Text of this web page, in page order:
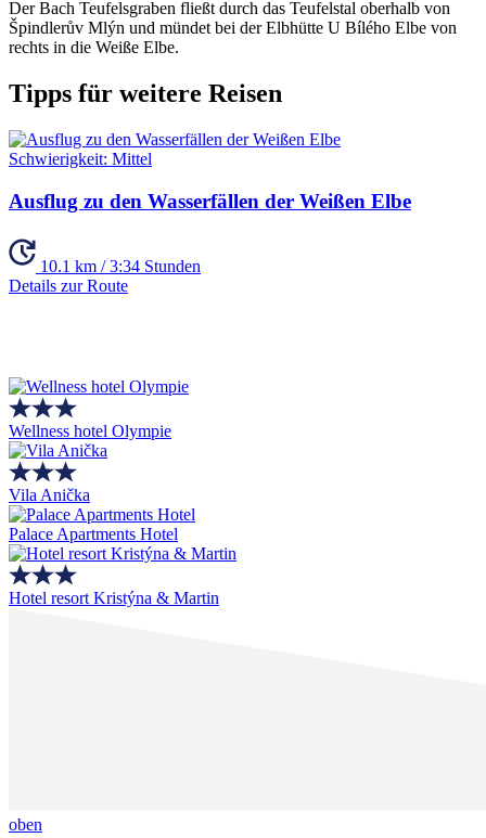
Der Bach Teufelsgraben fließt durch das Teufelstal oberhalb von
Špindlerův Mlýn und mündet bei der Elbhütte U Bílého Elbe von
rechts in die Weiße Elbe.
Tipps für weitere Reisen
Schwierigkeit: Mittel
Ausflug zu den Wasserfällen der Weißen Elbe
10.1 km / 3:34 Stunden
Details zur Route
Wellness hotel Olympie
Vila Anička
Palace Apartments Hotel
Hotel resort Kristýna & Martin
oben